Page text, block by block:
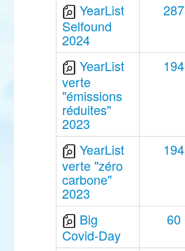
YearList
Selfound
2024
287
YearList
verte
"émissions
réduites"
2023
194
YearList
verte "zéro
carbone"
2023
194
Big
Covid-Day
60